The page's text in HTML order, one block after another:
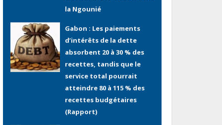
absorbent 20 à 30 % des
service total pourrait
atteindre 80 à 115 % des
recettes budgétaires
(Rapport)
Société : Vives polémiques
sur l’identité de Bombé
Marcel auprès de la